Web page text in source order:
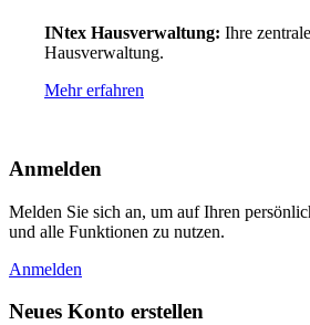
INtex Hausverwaltung: Ihre
Hausverwaltung.
Mehr erfahren
Anmelden
Melden Sie sich an, um auf Ihren
und alle Funktionen zu nutzen.
Anmelden
Neues Konto erstellen